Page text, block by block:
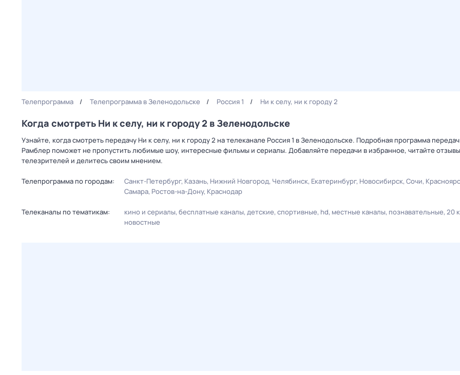
Телепрограмма Телепрограмма в Зеленодольске Россия 1 Ни к селу, ни к городу 2
Когда смотреть Ни к селу, ни к городу 2 в Зеленодольске
Узнайте, когда смотреть передачу Ни к селу, ни к городу 2 на телеканале Россия 1 в Зеленодольске. Подробная программа
Рамблер поможет не пропустить любимые шоу, интересные фильмы и сериалы. Добавляйте передачи в избранное, читайте отзывы
телезрителей и делитесь своим мнением.
Телепрограмма по городам: Санкт-Петербург Казань Нижний Новгород Челябинск Екатеринбург Новосибирск Сочи
Самара Ростов-на-Дону Краснодар
Телеканалы по тематикам: кино и сериалы бесплатные каналы детские спортивные hd местные каналы познавательные 20
новостные